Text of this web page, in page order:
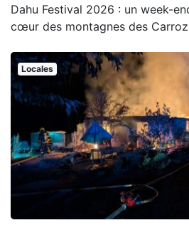
Dahu Festival 2026 : un week-
cœur des montagnes des Carroz
Locales